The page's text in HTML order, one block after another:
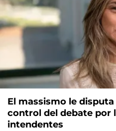
El massismo le
control del debate por
intendentes